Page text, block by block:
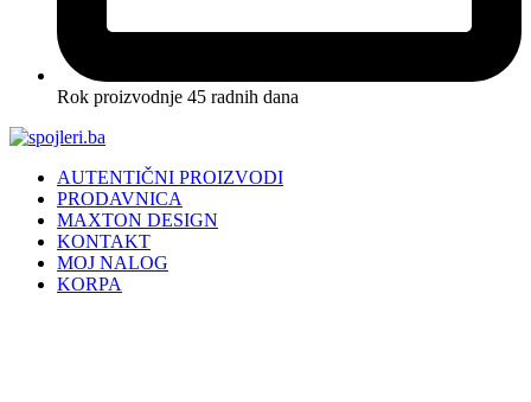
Rok proizvodnje 45 radnih dana
AUTENTIČNI PROIZVODI
PRODAVNICA
MAXTON DESIGN
KONTAKT
MOJ NALOG
KORPA